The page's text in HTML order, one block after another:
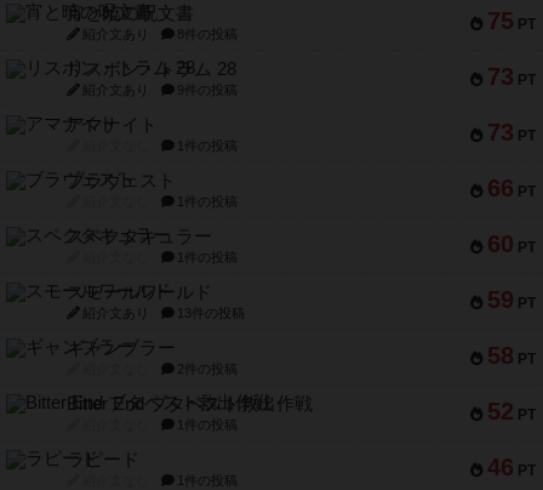
75 PT
宵と暁の呪文書
紹介文あり 8件の投稿
73 PT
リスボン・トラム 28
紹介文あり 9件の投稿
73 PT
アマナイト
1件の投稿
66 PT
ブラヴェスト
1件の投稿
60 PT
スペクタキュラー
1件の投稿
59 PT
スモールワールド
紹介文あり 13件の投稿
58 PT
ギャンブラー
2件の投稿
52 PT
Bitter End ブタペスト救出作戦
1件の投稿
46 PT
ラピード
1件の投稿